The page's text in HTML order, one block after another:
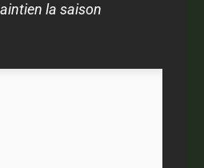
la saison